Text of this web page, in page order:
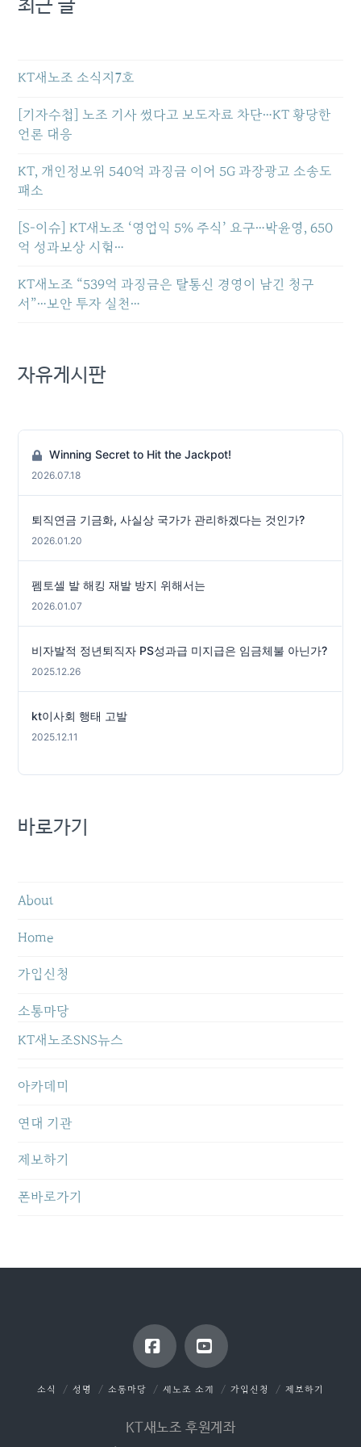
최근 글
KT새노조 소식지7호
[기자수첩] 노조 기사 썼다고 보도자료 차단…KT 황당한
언론 대응
KT, 개인정보위 540억 과징금 이어 5G 과장광고 소송도
패소
[S-이슈] KT새노조 ‘영업익 5% 주식’ 요구…박윤영, 650
억 성과보상 시험…
KT새노조 “539억 과징금은 탈통신 경영이 남긴 청구
서”…보안 투자 실천…
자유게시판
Winning Secret to Hit the Jackpot!
2026.07.18
퇴직연금 기금화, 사실상 국가가 관리하겠다는 것인가?
2026.01.20
펨토셀 발 해킹 재발 방지 위해서는
2026.01.07
비자발적 정년퇴직자 PS성과급 미지급은 임금체불 아닌가?
2025.12.26
kt이사회 행태 고발
2025.12.11
바로가기
About
Home
가입신청
소통마당
KT새노조SNS뉴스
아카데미
연대 기관
제보하기
폰바로가기
FacebookYouTube
소식 성명 소통마당 새노조 소개 가입신청 제보하기
KT새노조 후원계좌